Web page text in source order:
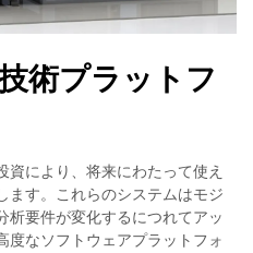
術プラットフ
により、将来にわたって使え
ます。これらのシステムはモジ
析要件が変化するにつれてアッ
度なソフトウェアプラットフォ